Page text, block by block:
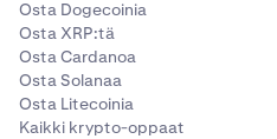
Osta Dogecoinia
Osta XRP:tä
Osta Cardanoa
Osta Solanaa
Osta Litecoinia
Kaikki krypto-oppaat